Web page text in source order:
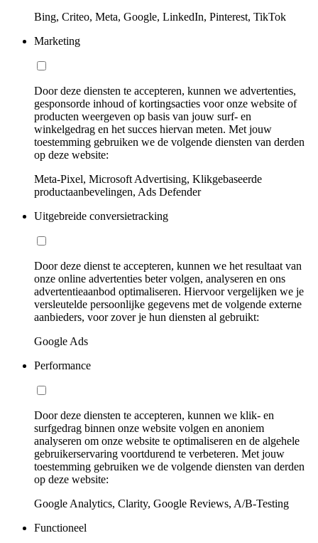
Bing, Criteo, Meta, Google, LinkedIn, Pinterest, TikTok
Marketing
Door deze diensten te accepteren, kunnen we advertenties,
gesponsorde inhoud of kortingsacties voor onze website of
producten weergeven op basis van jouw surf- en
winkelgedrag en het succes hiervan meten. Met jouw
toestemming gebruiken we de volgende diensten van derden
op deze website:
Meta-Pixel, Microsoft Advertising, Klikgebaseerde
productaanbevelingen, Ads Defender
Uitgebreide conversietracking
Door deze dienst te accepteren, kunnen we het resultaat van
onze online advertenties beter volgen, analyseren en ons
advertentieaanbod optimaliseren. Hiervoor vergelijken we je
versleutelde persoonlijke gegevens met de volgende externe
aanbieders, voor zover je hun diensten al gebruikt:
Google Ads
Performance
Door deze diensten te accepteren, kunnen we klik- en
surfgedrag binnen onze website volgen en anoniem
analyseren om onze website te optimaliseren en de algehele
gebruikerservaring voortdurend te verbeteren. Met jouw
toestemming gebruiken we de volgende diensten van derden
op deze website:
Google Analytics, Clarity, Google Reviews, A/B-Testing
Functioneel